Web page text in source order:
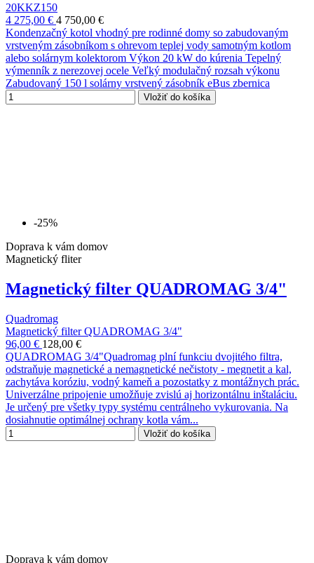
20KKZ150
4 275,00 € 4 750,00 €
Kondenzačný kotol vhodný pre rodinné domy so zabudovaným
vrstveným zásobníkom s ohrevom teplej vody samotným kotlom
alebo solárnym kolektorom Výkon 20 kW do kúrenia Tepelný
výmenník z nerezovej ocele Veľký modulačný rozsah výkonu
Zabudovaný 150 l solárny vrstvený zásobník eBus zbernica
Vložiť do košíka
-25%
Doprava k vám domov
Magnetický fliter
Magnetický filter QUADROMAG 3/4"
Quadromag
Magnetický filter QUADROMAG 3/4"
96,00 € 128,00 €
QUADROMAG 3/4"Quadromag plní funkciu dvojitého filtra,
odstraňuje magnetické a nemagnetické nečistoty - megnetit a kal,
zachytáva koróziu, vodný kameň a pozostatky z montážnych prác.
Univerzálne pripojenie umožňuje zvislú aj horizontálnu inštaláciu.
Je určený pre všetky typy systému centrálneho vykurovania. Na
dosiahnutie optimálnej ochrany kotla vám...
Vložiť do košíka
Doprava k vám domov